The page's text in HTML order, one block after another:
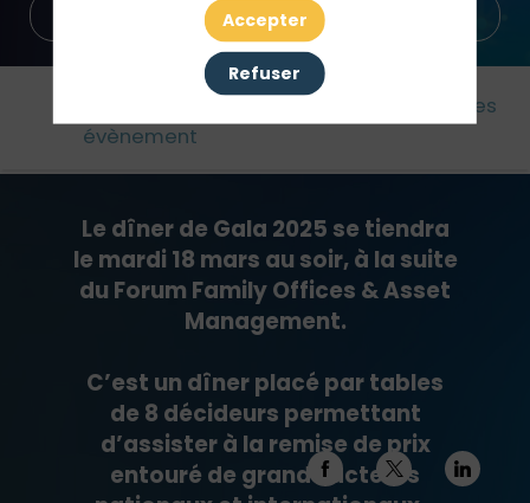
Sponsoriser un award
évènement
Partenaires
Le dîner de Gala 2025 se tiendra
le mardi 18 mars au soir, à la suite
du Forum Family Offices & Asset
Management.
C’est un dîner placé par tables
de 8 décideurs permettant
d’assister à la remise de prix
entouré de grands acteurs
Accepter
Refuser